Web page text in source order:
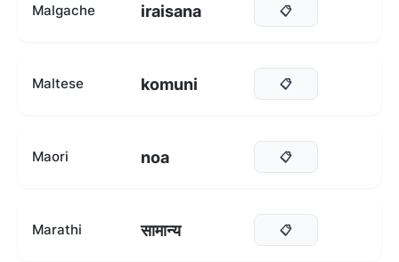
Malgache iraisana 📋
Maltese komuni 📋
Maori noa 📋
Marathi सामान्य 📋